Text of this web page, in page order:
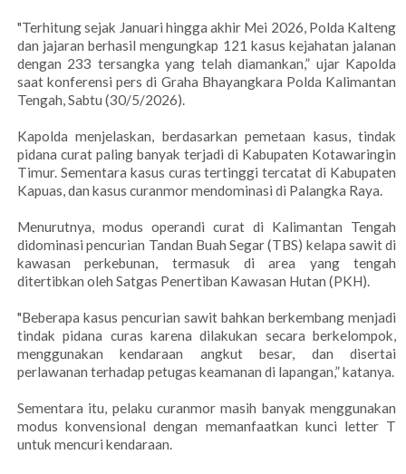
"Terhitung sejak Januari hingga akhir Mei 2026, Polda Kalteng
dan jajaran berhasil mengungkap 121 kasus kejahatan jalanan
dengan 233 tersangka yang telah diamankan,” ujar Kapolda
saat konferensi pers di Graha Bhayangkara Polda Kalimantan
Tengah, Sabtu (30/5/2026).
Kapolda menjelaskan, berdasarkan pemetaan kasus, tindak
pidana curat paling banyak terjadi di Kabupaten Kotawaringin
Timur. Sementara kasus curas tertinggi tercatat di Kabupaten
Kapuas, dan kasus curanmor mendominasi di Palangka Raya.
Menurutnya, modus operandi curat di Kalimantan Tengah
didominasi pencurian Tandan Buah Segar (TBS) kelapa sawit di
kawasan perkebunan, termasuk di area yang tengah
ditertibkan oleh Satgas Penertiban Kawasan Hutan (PKH).
"Beberapa kasus pencurian sawit bahkan berkembang menjadi
tindak pidana curas karena dilakukan secara berkelompok,
menggunakan kendaraan angkut besar, dan disertai
perlawanan terhadap petugas keamanan di lapangan,” katanya.
Sementara itu, pelaku curanmor masih banyak menggunakan
modus konvensional dengan memanfaatkan kunci letter T
untuk mencuri kendaraan.